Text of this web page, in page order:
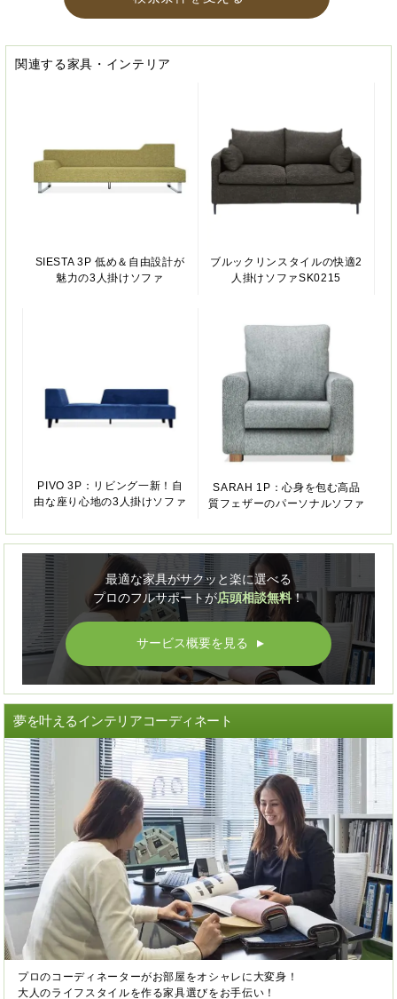
関連する家具・インテリア
SIESTA 3P 低め＆自由設計が
魅力の3人掛けソファ
ブルックリンスタイルの快適2
人掛けソファSK0215
PIVO 3P：リビング一新！自
由な座り心地の3人掛けソファ
SARAH 1P：心身を包む高品
質フェザーのパーソナルソファ
最適な家具がサクッと楽に選べる
プロのフルサポートが店頭相談無料！
サービス概要を見る ▲
夢を叶えるインテリアコーディネート
プロのコーディネーターがお部屋をオシャレに大変身！
大人のライフスタイルを作る家具選びをお手伝い！